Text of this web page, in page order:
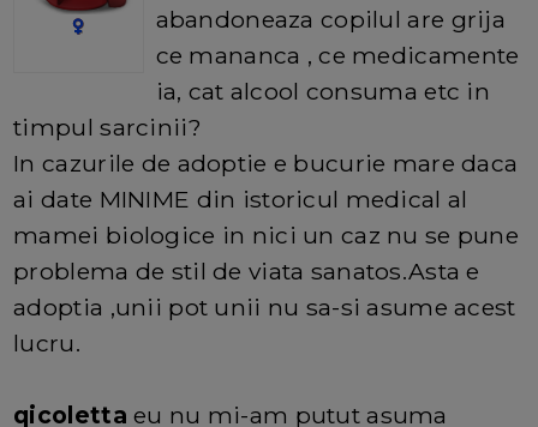
abandoneaza copilul are grija
ce mananca , ce medicamente
ia, cat alcool consuma etc in
timpul sarcinii?
In cazurile de adoptie e bucurie mare daca
ai date MINIME din istoricul medical al
mamei biologice in nici un caz nu se pune
problema de stil de viata sanatos.Asta e
adoptia ,unii pot unii nu sa-si asume acest
lucru.
qicolettaeu nu mi-am putut asuma